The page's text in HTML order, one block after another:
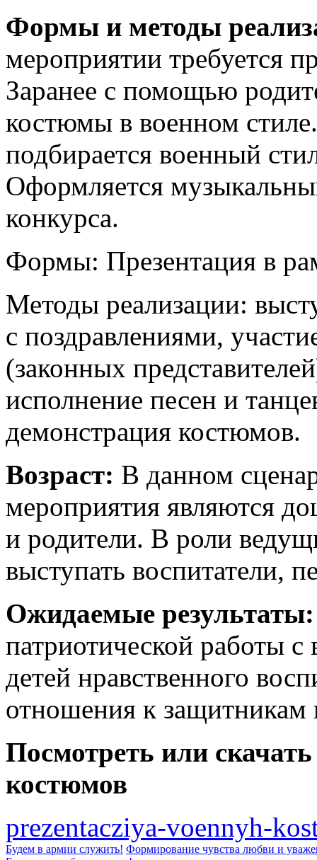
Формы и методы
мероприятии требуется
Заранее с помощью
костюмы в военном
подбирается военный
Оформляется
конкурса.
Формы: Презентация в
Методы реализации:
с поздравлениями,
(законных
исполнение песен и
демонстрация костюмов.
Возраст: В данном
мероприятия являются
и родители. В роли
выступать воспитатели,
Ожидаемые
патриотической работы
детей нравственного
отношения к
Посмотреть или
костюмов
prezentacziya-voennyh-
Будем в армии служить! Формирование чувства любви и